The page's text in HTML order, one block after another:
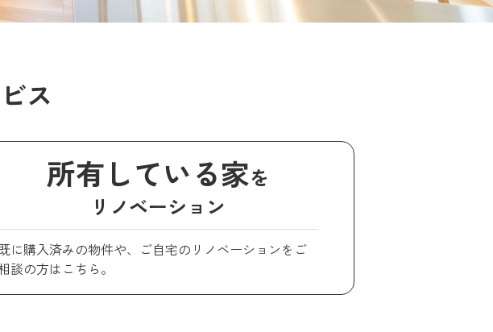
ス
所有している家を
リノベーション
に購入済みの物件や、ご自宅のリノベーションをご
談の方はこちら。